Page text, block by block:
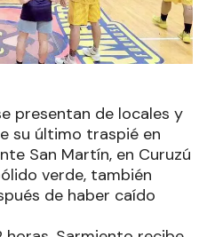
presentan de locales y
su último traspié en
San Martín, en Curuzú
verde, también
de haber caído